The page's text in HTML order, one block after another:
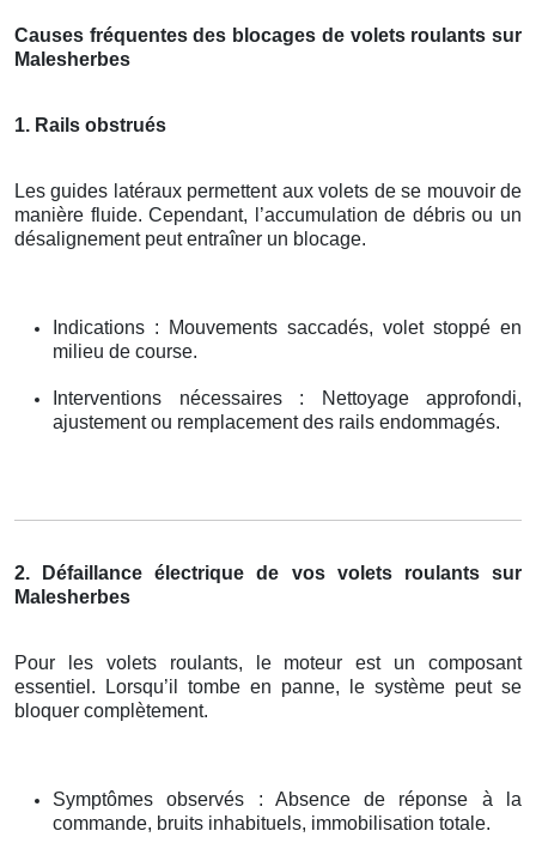
Causes fréquentes des blocages de volets roulants sur
Malesherbes
1. Rails obstrués
Les guides latéraux permettent aux volets de se mouvoir de
manière fluide. Cependant, l’accumulation de débris ou un
désalignement peut entraîner un blocage.
Indications : Mouvements saccadés, volet stoppé en
milieu de course.
Interventions nécessaires : Nettoyage approfondi,
ajustement ou remplacement des rails endommagés.
2. Défaillance électrique de vos volets roulants sur
Malesherbes
Pour les volets roulants, le moteur est un composant
essentiel. Lorsqu’il tombe en panne, le système peut se
bloquer complètement.
Symptômes observés : Absence de réponse à la
commande, bruits inhabituels, immobilisation totale.